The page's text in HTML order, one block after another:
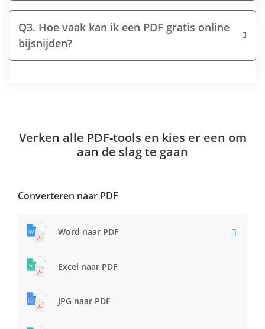
Q3. Hoe vaak kan ik een PDF gratis online
bijsnijden?
Verken alle PDF-tools en kies er een om
aan de slag te gaan
Converteren naar PDF
Word naar PDF
Excel naar PDF
JPG naar PDF